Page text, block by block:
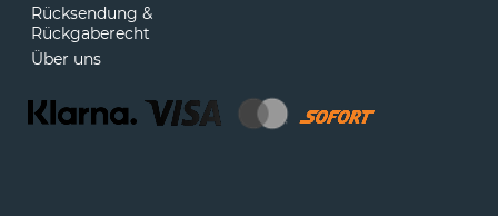
Rücksendung &
Rückgaberecht
Über uns